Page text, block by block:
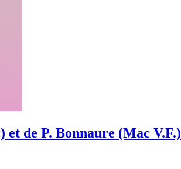
de P. Bonnaure (Mac V.F.)